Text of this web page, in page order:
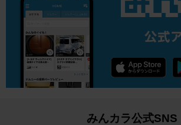
みんカラ公式SNS